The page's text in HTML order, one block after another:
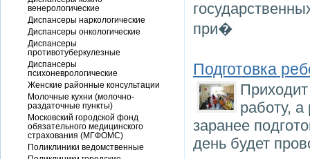
при�
Подготовка
работу,
заранее
день будет
венерологические
Диспансеры наркологические
Диспансеры онкологические
Диспансеры
противотуберкулезные
Диспансеры
психоневрологические
Женские районные консультации
Молочные кухни (молочно-
раздаточные пункты)
Московский городской фонд
обязательного медицинского
страхования (МГФОМС)
Поликлиники ведомственные